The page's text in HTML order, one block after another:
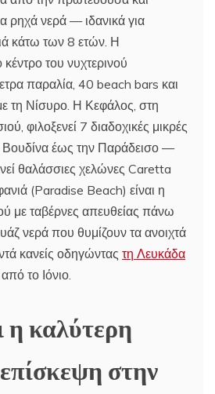
ρηχά νερά — ιδανικά για
κάτω των 8 ετών. Η
κέντρο του νυχτερινού
παραλία, 40 beach bars και
τη Νίσυρο. Η Κεφάλος, στη
φιλοξενεί 7 διαδοχικές μικρές
έως την Παράδεισο —
θαλάσσιες χελώνες Caretta
(Paradise Beach) είναι η
με ταβέρνες απευθείας πάνω
νερά που θυμίζουν τα ανοιχτά
κανείς οδηγώντας τη Λευκάδα
το Ιόνιο.
η καλύτερη
στην